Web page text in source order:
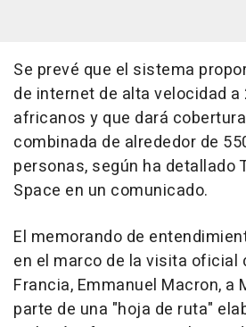
Se prevé que el sistema
de internet de alta velocidad a
africanos y que dará
combinada de alrededor de
personas, según ha detallado
Space en un comunicado.
El memorando de
en el marco de la visita oficial
Francia, Emmanuel Macron, a
parte de una "hoja de ruta"